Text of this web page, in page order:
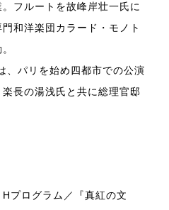
フルートを故峰岸壮一氏に
和洋楽団カラード・モノト
、パリを始め四都市での公演
長の湯浅氏と共に総理官邸
Hプログラム／『真紅の文